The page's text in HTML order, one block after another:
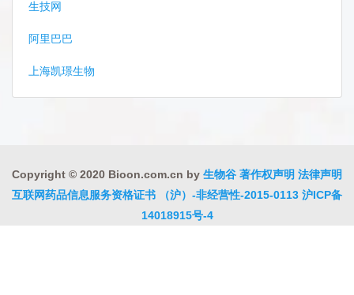
生技网
阿里巴巴
上海凯璟生物
Copyright © 2020 Bioon.com.cn by 生物谷 著作权声明 法律声明
互联网药品信息服务资格证书 （沪）-非经营性-2015-0113 沪ICP备
14018915号-4